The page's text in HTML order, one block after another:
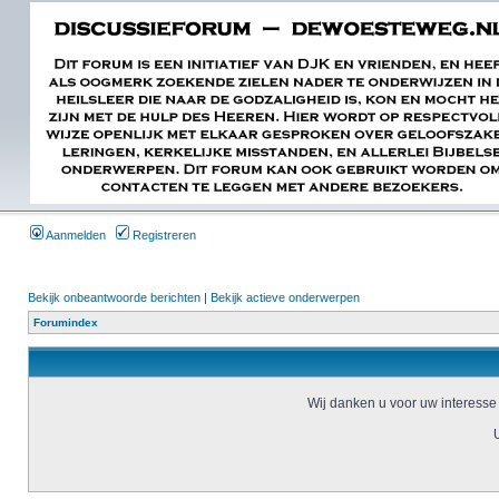
Aanmelden Registreren
Bekijk onbeantwoorde berichten | Bekijk actieve onderwerpen
Forumindex
Wij danken u voor uw